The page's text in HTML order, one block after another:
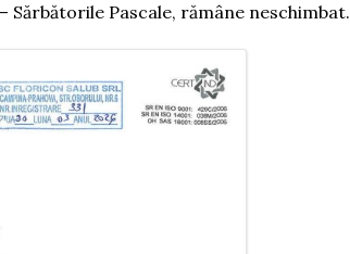
Sărbătorile Pascale, rămâne neschimbat.